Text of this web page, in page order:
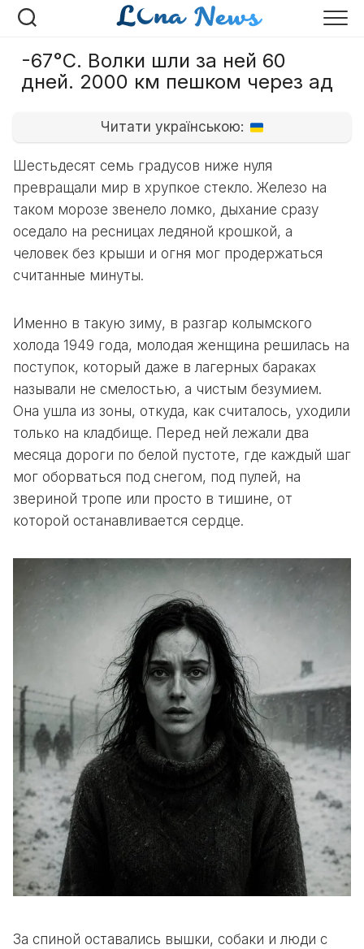
Перейти
-67°C. Волки шли за ней 60
дней. 2000 км пешком через ад
Читати українською:
Шестьдесят семь градусов ниже нуля
превращали мир в хрупкое стекло. Железо на
таком морозе звенело ломко, дыхание сразу
оседало на ресницах ледяной крошкой, а
человек без крыши и огня мог продержаться
считанные минуты.
Именно в такую зиму, в разгар колымского
холода 1949 года, молодая женщина решилась на
поступок, который даже в лагерных бараках
называли не смелостью, а чистым безумием.
Она ушла из зоны, откуда, как считалось, уходили
только на кладбище. Перед ней лежали два
месяца дороги по белой пустоте, где каждый шаг
мог оборваться под снегом, под пулей, на
звериной тропе или просто в тишине, от
которой останавливается сердце.
За спиной оставались вышки, собаки и люди с